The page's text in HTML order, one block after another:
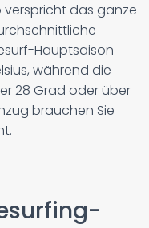
verspricht das ganze
Hauptsaison
während die
28 Grad oder über
brauchen Sie